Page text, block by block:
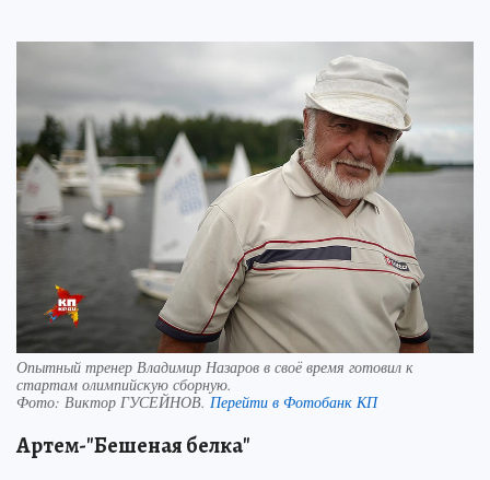
Опытный тренер Владимир Назаров в своё время готовил к
стартам олимпийскую сборную.
Фото: Виктор ГУСЕЙНОВ. Перейти в Фотобанк КП
Артем-"Бешеная белка"